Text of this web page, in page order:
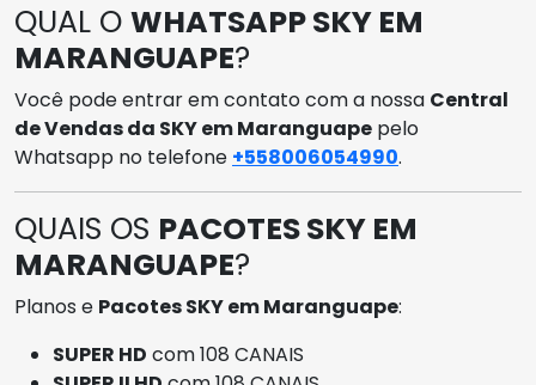
QUAL O WHATSAPP SKY EM
MARANGUAPE?
Você pode entrar em contato com a nossa Central
de Vendas da SKY em Maranguape pelo
Whatsapp no telefone +558006054990.
QUAIS OS PACOTES SKY EM
MARANGUAPE?
Planos e Pacotes SKY em Maranguape:
SUPER HD com 108 CANAIS